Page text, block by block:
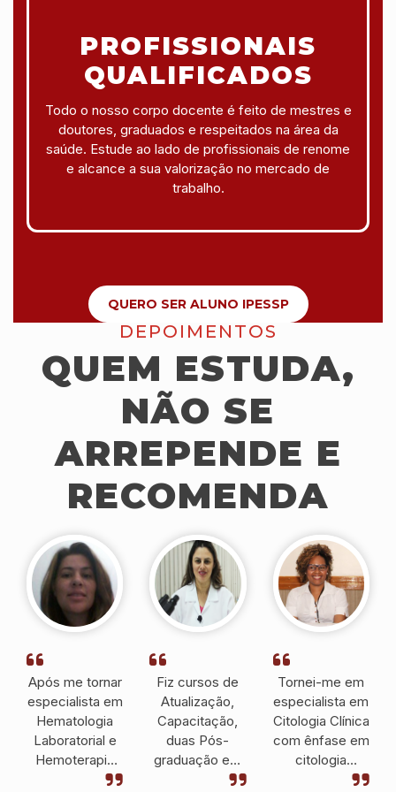
PROFISSIONAIS
QUALIFICADOS
Todo o nosso corpo docente é feito de mestres e
doutores, graduados e respeitados na área da
saúde. Estude ao lado de profissionais de renome
e alcance a sua valorização no mercado de
trabalho.
QUERO SER ALUNO IPESSP
DEPOIMENTOS
QUEM ESTUDA,
NÃO SE
ARREPENDE E
RECOMENDA
Após me tornar
especialista em
Hematologia
Laboratorial e
Hemoterapia
pelo IPESSP fui
Fiz cursos de
Atualização,
Capacitação,
duas Pós-
graduação em
Hematologia e
Tornei-me em
especialista em
Citologia Clínica
com ênfase em
citologia
cérvico-vaginal